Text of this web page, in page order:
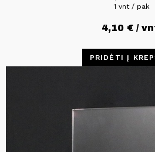
1 vnt / pak
4,10 € /
PRIDĖTI Į